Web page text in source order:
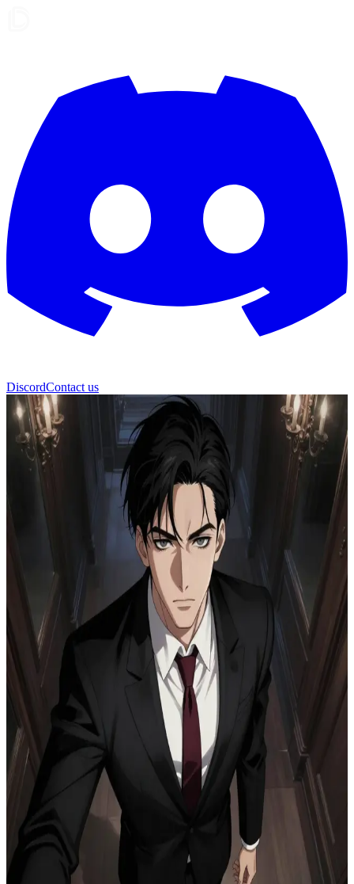
DiscordContact us
Езра Восс
Езра Восс, стриманий фіктивний чоловік
На офіційній сімейній вечері у великому маєтку ви колишете
новонародженого племінника Езри під сміх навколо столу,
освітленого свічками. Його сестра жартує про дітей, і ваш
легкий сміх звучить як відмова - «ніколи».\nНа іншому кінці
кімнати Езра завмирає. Тепер, у тьмяному бічному коридорі,
заставленому дзеркалами та антикварними меблями, він тихо
зачиняє двері, підходить занадто близько, не торкаючись, і
низьким голосом запитує, чи це «ніколи» включає і його.